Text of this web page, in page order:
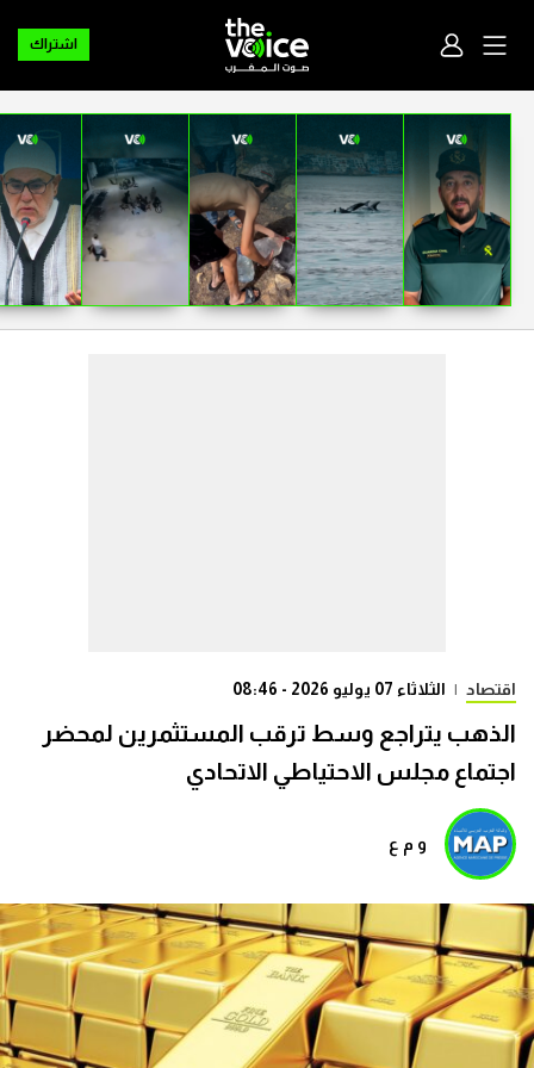
اشتراك
اقتصاد | الثلاثاء 07 يوليو 2026 - 08:46
الذهب يتراجع وسط ترقب المستثمرين لمحضر
اجتماع مجلس الاحتياطي الاتحادي
و م ع